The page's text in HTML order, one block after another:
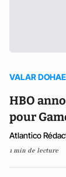
VALAR
HBO
pour
Atlantico
1 min de lecture